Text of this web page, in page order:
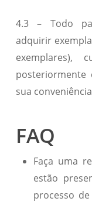
4.3 – Todo
adquirir
exemplares),
posteriormente
sua
FAQ
Faça uma
estão
processo